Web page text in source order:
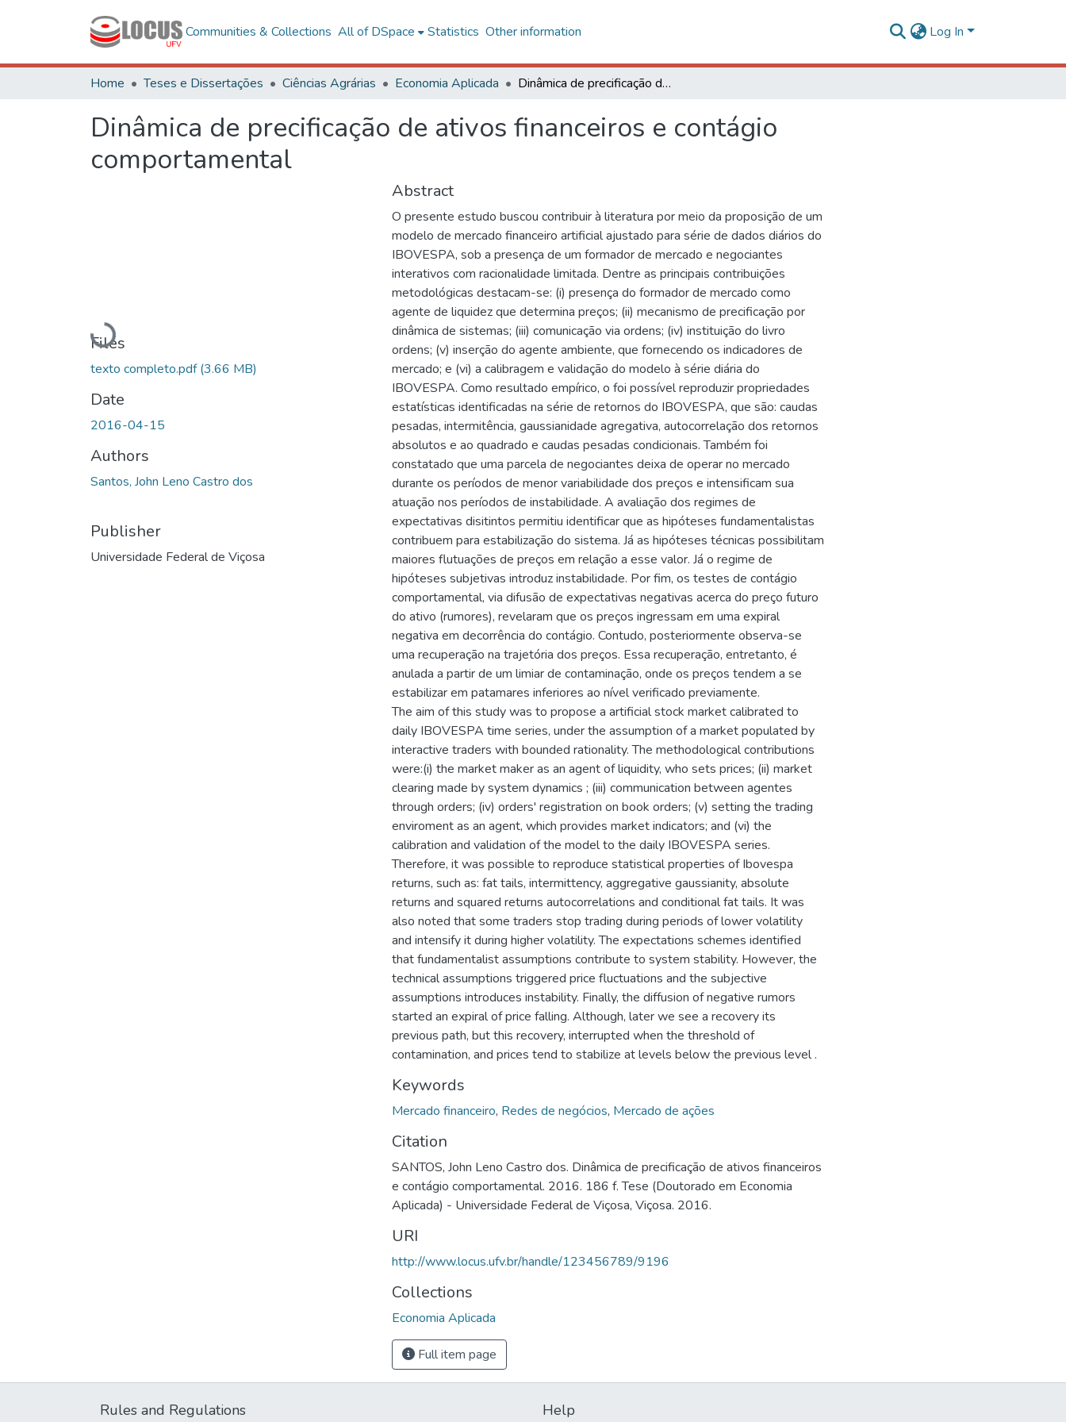
Communities & Collections All of DSpace Statistics Other information Log In
Home Teses e Dissertações Ciências Agrárias Economia Aplicada Dinâmica de precificação de ativos financeiros e contágio comportamental
Dinâmica de precificação de ativos financeiros e contágio
comportamental
Loading...
Files
texto completo.pdf(3.66 MB)
Date
2016-04-15
Authors
Santos, John Leno Castro dos
Publisher
Universidade Federal de Viçosa
Abstract
O presente estudo buscou contribuir à literatura por meio da proposição de um
modelo de mercado financeiro artificial ajustado para série de dados diários do
IBOVESPA, sob a presença de um formador de mercado e negociantes
interativos com racionalidade limitada. Dentre as principais contribuições
metodológicas destacam-se: (i) presença do formador de mercado como
agente de liquidez que determina preços; (ii) mecanismo de precificação por
dinâmica de sistemas; (iii) comunicação via ordens; (iv) instituição do livro
ordens; (v) inserção do agente ambiente, que fornecendo os indicadores de
mercado; e (vi) a calibragem e validação do modelo à série diária do
IBOVESPA. Como resultado empírico, o foi possível reproduzir propriedades
estatísticas identificadas na série de retornos do IBOVESPA, que são: caudas
pesadas, intermitência, gaussianidade agregativa, autocorrelação dos retornos
absolutos e ao quadrado e caudas pesadas condicionais. Também foi
constatado que uma parcela de negociantes deixa de operar no mercado
durante os períodos de menor variabilidade dos preços e intensificam sua
atuação nos períodos de instabilidade. A avaliação dos regimes de
expectativas disitintos permitiu identificar que as hipóteses fundamentalistas
contribuem para estabilização do sistema. Já as hipóteses técnicas possibilitam
maiores flutuações de preços em relação a esse valor. Já o regime de
hipóteses subjetivas introduz instabilidade. Por fim, os testes de contágio
comportamental, via difusão de expectativas negativas acerca do preço futuro
do ativo (rumores), revelaram que os preços ingressam em uma expiral
negativa em decorrência do contágio. Contudo, posteriormente observa-se
uma recuperação na trajetória dos preços. Essa recuperação, entretanto, é
anulada a partir de um limiar de contaminação, onde os preços tendem a se
estabilizar em patamares inferiores ao nível verificado previamente.
The aim of this study was to propose a artificial stock market calibrated to
daily IBOVESPA time series, under the assumption of a market populated by
interactive traders with bounded rationality. The methodological contributions
were:(i) the market maker as an agent of liquidity, who sets prices; (ii) market
clearing made by system dynamics ; (iii) communication between agentes
through orders; (iv) orders' registration on book orders; (v) setting the trading
enviroment as an agent, which provides market indicators; and (vi) the
calibration and validation of the model to the daily IBOVESPA series.
Therefore, it was possible to reproduce statistical properties of Ibovespa
returns, such as: fat tails, intermittency, aggregative gaussianity, absolute
returns and squared returns autocorrelations and conditional fat tails. It was
also noted that some traders stop trading during periods of lower volatility
and intensify it during higher volatility. The expectations schemes identified
that fundamentalist assumptions contribute to system stability. However, the
technical assumptions triggered price fluctuations and the subjective
assumptions introduces instability. Finally, the diffusion of negative rumors
started an expiral of price falling. Although, later we see a recovery its
previous path, but this recovery, interrupted when the threshold of
contamination, and prices tend to stabilize at levels below the previous level .
Keywords
Mercado financeiro, Redes de negócios, Mercado de ações
Citation
SANTOS, John Leno Castro dos. Dinâmica de precificação de ativos financeiros
e contágio comportamental. 2016. 186 f. Tese (Doutorado em Economia
Aplicada) - Universidade Federal de Viçosa, Viçosa. 2016.
URI
http://www.locus.ufv.br/handle/123456789/9196
Collections
Economia Aplicada
Full item page
Rules and Regulations Help